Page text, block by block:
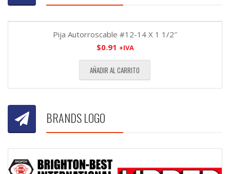
Pija Autorroscable #12-14 X 1 1/2″
$0.91 +IVA
AÑADIR AL CARRITO
BRANDS LOGO